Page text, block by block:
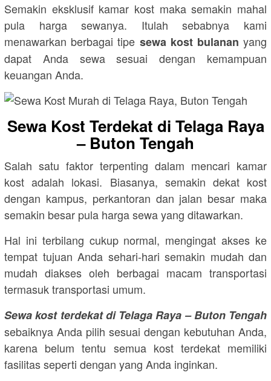
Semakin eksklusif kamar kost maka semakin mahal
pula harga sewanya. Itulah sebabnya kami
menawarkan berbagai tipe sewa kost bulanan yang
dapat Anda sewa sesuai dengan kemampuan
keuangan Anda.
Sewa Kost Terdekat di Telaga Raya
– Buton Tengah
Salah satu faktor terpenting dalam mencari kamar
kost adalah lokasi. Biasanya, semakin dekat kost
dengan kampus, perkantoran dan jalan besar maka
semakin besar pula harga sewa yang ditawarkan.
Hal ini terbilang cukup normal, mengingat akses ke
tempat tujuan Anda sehari-hari semakin mudah dan
mudah diakses oleh berbagai macam transportasi
termasuk transportasi umum.
Sewa kost terdekat di Telaga Raya – Buton Tengah
sebaiknya Anda pilih sesuai dengan kebutuhan Anda,
karena belum tentu semua kost terdekat memiliki
fasilitas seperti dengan yang Anda inginkan.